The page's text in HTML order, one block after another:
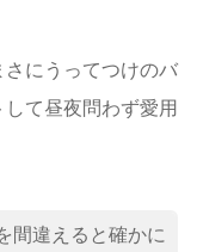
さにうってつけのバ
て昼夜問わず愛用
間違えると確かに